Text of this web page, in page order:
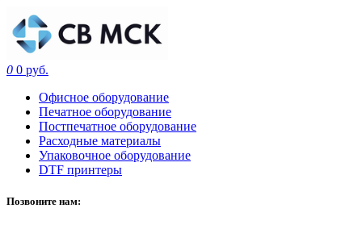
0 0 руб.
Офисное оборудование
Печатное оборудование
Постпечатное оборудование
Расходные материалы
Упаковочное оборудование
DTF принтеры
Позвоните нам: